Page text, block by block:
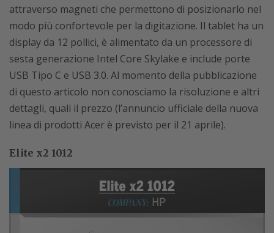
attraverso magneti che permettono di posizionarlo nel
modo più confortevole per la digitazione. Il tablet ha un
display da 12 pollici, è alimentato da un processore di
sesta generazione Intel Core Skylake e include porte
USB Tipo C e USB 3.0. Al momento della pubblicazione
di questo articolo non conosciamo la risoluzione e altri
dettagli, quali il prezzo (l’annuncio ufficiale della nuova
linea di prodotti Acer è previsto per il 21 aprile).
Elite x2 1012